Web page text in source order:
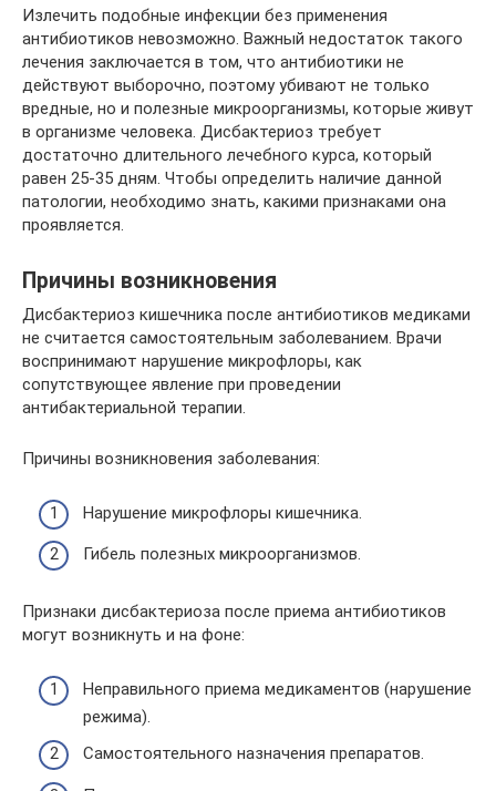
Излечить подобные инфекции без применения
антибиотиков невозможно. Важный недостаток такого
лечения заключается в том, что антибиотики не
действуют выборочно, поэтому убивают не только
вредные, но и полезные микроорганизмы, которые живут
в организме человека. Дисбактериоз требует
достаточно длительного лечебного курса, который
равен 25-35 дням. Чтобы определить наличие данной
патологии, необходимо знать, какими признаками она
проявляется.
Причины возникновения
Дисбактериоз кишечника после антибиотиков медиками
не считается самостоятельным заболеванием. Врачи
воспринимают нарушение микрофлоры, как
сопутствующее явление при проведении
антибактериальной терапии.
Причины возникновения заболевания:
Нарушение микрофлоры кишечника.
Гибель полезных микроорганизмов.
Признаки дисбактериоза после приема антибиотиков
могут возникнуть и на фоне:
Неправильного приема медикаментов (нарушение
режима).
Самостоятельного назначения препаратов.